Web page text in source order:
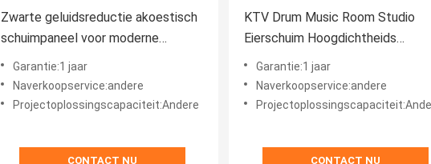
Zwarte geluidsreductie akoestisch
schuimpaneel voor moderne
geluidsisolatie katoen
Garantie:1 jaar
Naverkoopservice:andere
Projectoplossingscapaciteit:Andere
CONTACT NU
KTV Drum Music Room Studio
Eierschuim Hoogdichtheids
geluidsisolatie en geluidsopname
Garantie:1 jaar
Naverkoopservice:andere
CONTACT NU